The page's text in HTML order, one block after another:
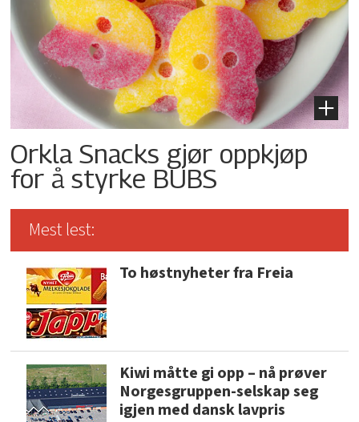
Orkla Snacks gjør oppkjøp
for å styrke BUBS
Mest lest:
To høstnyheter fra Freia
Kiwi måtte gi opp – nå prøver
Norgesgruppen-selskap seg
igjen med dansk lavpris